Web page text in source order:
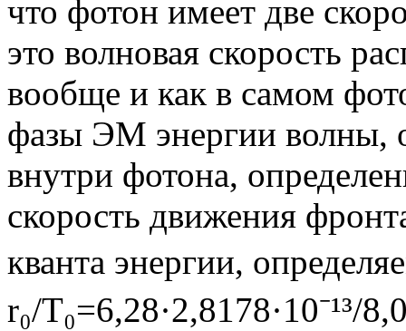
что фотон имеет две
это волновая скорость
вообще и как в самом
фазы ЭМ энергии волны,
внутри фотона,
скорость движения
кванта энергии,
r₀/T₀=6,28·2,8178·10⁻¹³/